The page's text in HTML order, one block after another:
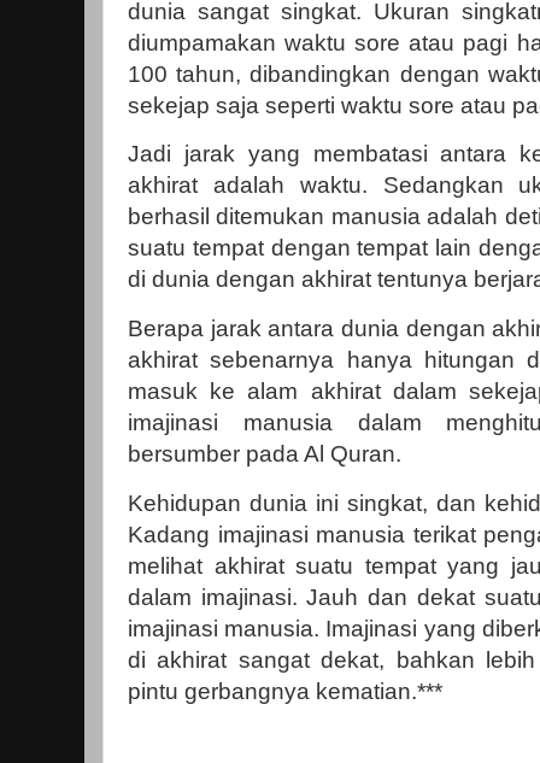
dunia sangat singkat. Ukuran
diumpamakan waktu sore atau pagi
100 tahun, dibandingkan dengan
sekejap saja seperti waktu sore atau
Jadi jarak yang membatasi antara
akhirat adalah waktu. Sedangkan
berhasil ditemukan manusia adalah
suatu tempat dengan tempat lain
di dunia dengan akhirat tentunya
Berapa jarak antara dunia dengan
akhirat sebenarnya hanya hitungan
masuk ke alam akhirat dalam
imajinasi manusia dalam
bersumber pada Al Quran.
Kehidupan dunia ini singkat, dan
Kadang imajinasi manusia terikat
melihat akhirat suatu tempat yang
dalam imajinasi. Jauh dan dekat
imajinasi manusia. Imajinasi yang
di akhirat sangat dekat, bahkan
pintu gerbangnya kematian.***